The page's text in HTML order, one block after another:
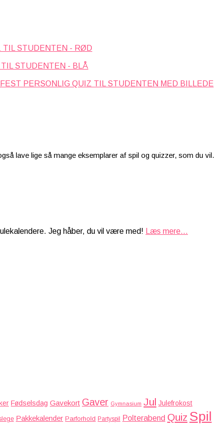
TIL STUDENTEN - RØD
STUDENTEN - BLÅ
PERSONLIG QUIZ TIL STUDENTEN MED BILLEDE
lave lige så mange eksemplarer af spil og quizzer, som du vil.
Jeg håber, du vil være med! Læs mere...
Fødselsdag Gavekort Gaver Gymnasium Jul Julefrokost
Pakkekalender Parforhold Partyspil Polterabend Quiz Spil